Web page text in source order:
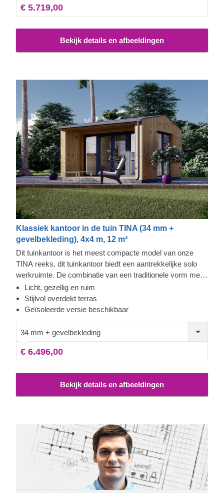
maken, is er ook een geïsoleerde versie van dit model
verkrijgbaar.
€ 5.719,00
Bekijk details en afbeeldingen
Klassiek kantoor in de tuin TINA (34 mm +
gevelbekleding), 4x4 m, 12 m²
Dit tuinkantoor is het meest compacte model van onze
TINA reeks, dit tuinkantoor biedt een aantrekkelijke solo
werkruimte. De combinatie van een traditionele vorm met
een zadeldak en een eigentijdse uitstraling aan de
buitenkant, het is een uitstekende keuze voor iedereen die
een rustige ruimte nodig heeft om te kunnen werken. Het
de enorme, bijna kamerhoge ramen en deuren aan de
voorzijde die voor veel natuurlijk licht zorgen gedurende de
hele dag. Een ander stijlvol kenmerk is het charmante
terras, wat zeker van pas zal komen tijdens de
middagpauzes. Voor uw ultieme gemak is er ook een
geïsoleerde versie van dit model beschikbaar.
Licht, gezellig en ruim
Stijlvol overdekt terras
Geïsoleerde versie beschikbaar
34 mm + gevelbekleding
€ 6.496,00
Bekijk details en afbeeldingen